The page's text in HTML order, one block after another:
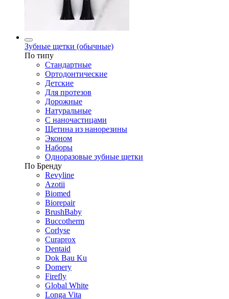
Зубные щетки (обычные)
По типу
Стандартные
Ортодонтические
Детские
Для протезов
Дорожные
Натуральные
С наночастицами
Щетина из нанорезины
Эконом
Наборы
Одноразовые зубные щетки
По Бренду
Revyline
Azotii
Biomed
Biorepair
BrushBaby
Buccotherm
Corlyse
Curaprox
Dentaid
Dok Bau Ku
Domery
Firefly
Global White
Longa Vita